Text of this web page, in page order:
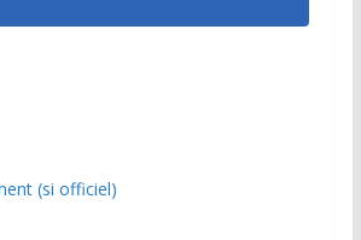
(si officiel)